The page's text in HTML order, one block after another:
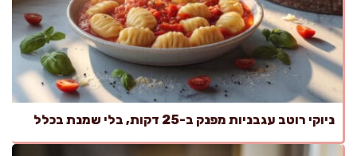
ניוקי רוטב עגבניות מפנק ב-25 דקות, בלי שמנת בכלל